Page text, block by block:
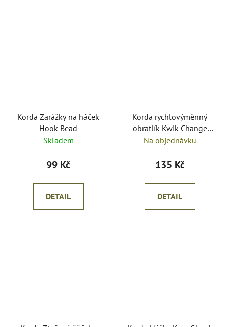
Korda Zarážky na háček
Hook Bead
Skladem
99 Kč
DETAIL
Korda rychlovýměnný
obratlík Kwik Change
Swivel size 8
Na objednávku
135 Kč
DETAIL